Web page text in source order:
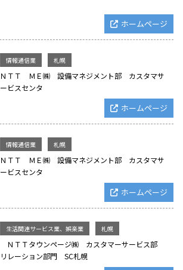
ホームページ
情報通信業 札幌
ＮＴＴ ＭＥ㈱ 設備マネジメント部 カスタマサ
ービスセンタ
ホームページ
情報通信業 札幌
ＮＴＴ ＭＥ㈱ 設備マネジメント部 カスタマサ
ービスセンタ
ホームページ
生活関連サービス業、娯楽業 札幌
ＮＴＴタウンページ㈱ カスタマーサービス部
リレーション部門 SC札幌